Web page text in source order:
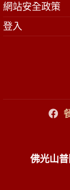
網站安全政策
登入
佛光山